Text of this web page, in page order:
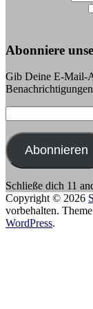
Abonniere
Gib Deine E-Mail-
Mail-
Adresse:
Abonnieren
Schließe dich 11
Copyright © 2026
vorbehalten.
WordPress.